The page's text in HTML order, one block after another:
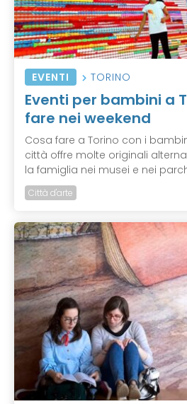
EVENTI TORINO
Eventi per bambini a
fare nei weekend
Cosa fare a Torino con i
città offre molte originali
la famiglia nei musei e nei
Città d'arte